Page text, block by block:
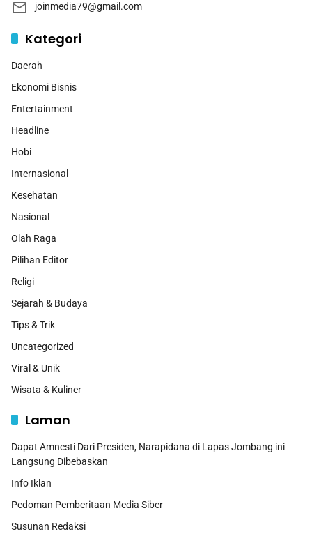
joinmedia79@gmail.com
Kategori
Daerah
Ekonomi Bisnis
Entertainment
Headline
Hobi
Internasional
Kesehatan
Nasional
Olah Raga
Pilihan Editor
Religi
Sejarah & Budaya
Tips & Trik
Uncategorized
Viral & Unik
Wisata & Kuliner
Laman
Dapat Amnesti Dari Presiden, Narapidana di Lapas Jombang ini
Langsung Dibebaskan
Info Iklan
Pedoman Pemberitaan Media Siber
Susunan Redaksi